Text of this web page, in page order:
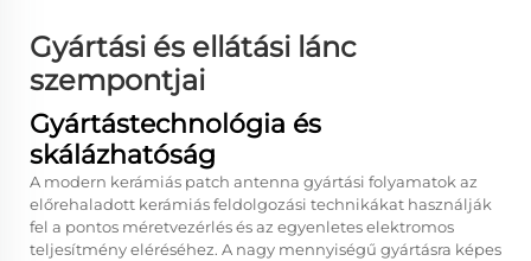
Gyártási és ellátási lánc
szempontjai
Gyártástechnológia és
skálázhatóság
A modern kerámiás patch antenna gyártási folyamatok az
előrehaladott kerámiás feldolgozási technikákat használják
fel a pontos méretvezérlés és az egyenletes elektromos
teljesítmény eléréséhez. A nagy mennyiségű gyártásra képes